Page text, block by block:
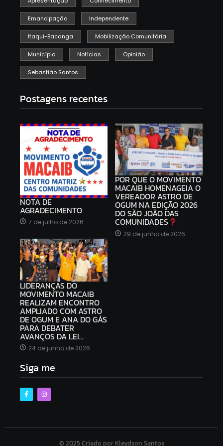
Emancipação Independente
Itaqui-Bacanga Mobilização Comunitária
Município Notícias Opinião
Sebastião Santos
Postagens recentes
NOTA DE
AGRADECIMENTO
7 de julho de 2026
POR QUE O MOVIMENTO
MACAIB HOMENAGEIA O
VEREADOR ASTRO DE
OGUM NA EDIÇÃO 2026
DO SÃO JOÃO DAS
COMUNIDADES
29 de junho de 2026
LIDERANÇAS DO
MOVIMENTO MACAIB
REALIZAM ENCONTRO
AMPLIADO COM ASTRO
DE OGUM E ANA DO GÁS
PARA DEBATER
AVANÇOS DA LEI…
24 de junho de 2026
Siga me
© 2025 Criado por Kleydson Santos